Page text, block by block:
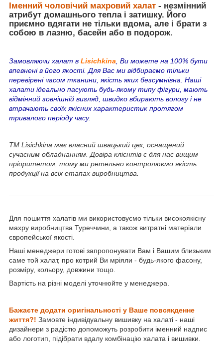
Іменний чоловічий махровий халат - незмінний
атрибут домашнього тепла і затишку. Його
приємно вдягати не тільки вдома, але і брати з
собою в лазню, басейн або в подорож.
Замовляючи халат в Lisichkina, Ви можете на 100% бути
впевнені в його якості. Для Вас ми відбираємо тільки
перевірені часом тканини, якість яких безсумнівна. Наші
халати ідеально пасують будь-якому типу фігури, мають
відмінний зовнішній вигляд, швидко вбирають вологу і не
втрачають своїх якісних характеристик протягом
тривалого періоду часу.
ТМ Lisichkina має власний швацький цех, оснащений
сучасним обладнанням. Довіра клієнтів є для нас вищим
пріоритетом, тому ми ретельно контролюємо якість
продукції на всіх етапах виробництва.
Для пошиття халатів ми використовуємо тільки високоякісну
махру виробництва Туреччини, а також витратні матеріали
європейської якості.
Наші менеджери готові запропонувати Вам і Вашим близьким
саме той халат, про котрий Ви мріяли - будь-якого фасону,
розміру, кольору, довжини тощо.
Вартість на різні моделі уточнюйте у менеджера.
Бажаєте додати оригінальності у Ваше повсякденне
життя?! Замовте індивідуальну вишивку на халаті - наші
дизайнери з радістю допоможуть розробити іменний надпис
або логотип, підібрати вдалу комбінацію халата і вишивки.